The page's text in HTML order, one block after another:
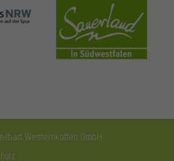
sauerland.co
m
Westernkotten GmbH